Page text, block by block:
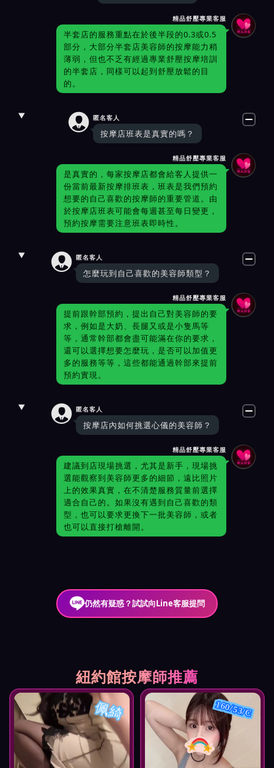
精品舒壓專業客服
半套店的服務重點在於後半段的0.3或0.5
部分，大部分半套店美容師的按摩能力稍
薄弱，但也不乏有經過專業舒壓按摩培訓
的半套店，同樣可以起到舒壓放鬆的目
的。
 匿名客人
按摩店班表是真實的嗎？
精品舒壓專業客服
是真實的，每家按摩店都會給客人提供一
份當前最新按摩排班表，班表是我們預約
想要的自己喜歡的按摩師的重要管道。由
於按摩店班表可能會每週甚至每日變更，
預約按摩需要注意班表即時性。
 匿名客人
怎麼玩到自己喜歡的美容師類型？
精品舒壓專業客服
提前跟幹部預約，提出自己對美容師的要
求，例如是大奶、長腿又或是小隻馬等
等，通常幹部都會盡可能滿在你的要求，
還可以選擇想要怎麼玩，是否可以加值更
多的服務等等，這些都能通過幹部來提前
預約實現。
 匿名客人
按摩店內如何挑選心儀的美容師？
精品舒壓專業客服
建議到店現場挑選，尤其是新手，現場挑
選能觀察到美容師更多的細節，遠比照片
上的效果真實，在不清楚服務質量前選擇
適合自己的。如果沒有遇到自己喜歡的類
型，也可以要求更換下一批美容師，或者
也可以直接打槍離開。
仍然有疑惑？試試向Line客服提問
紐約館按摩師推薦
佩綺 160/53/C